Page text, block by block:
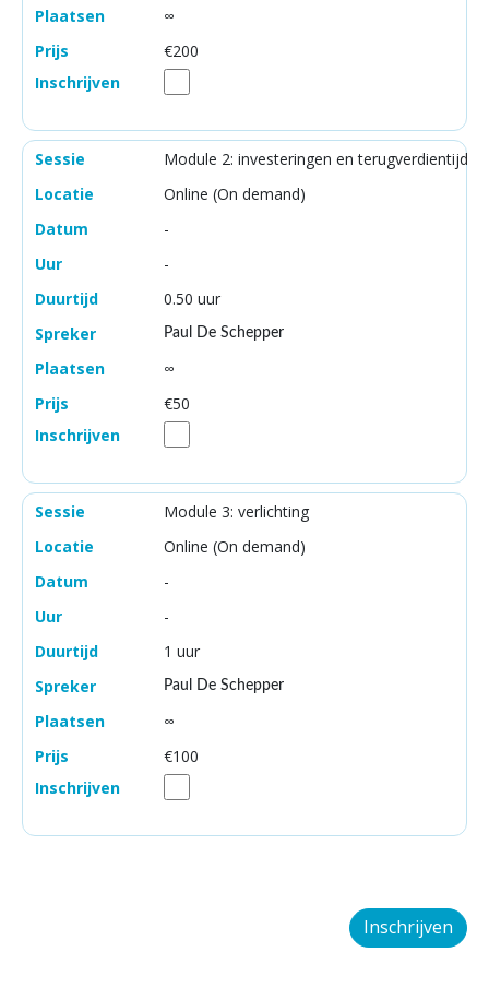
∞
€200
Module 2: investeringen en terugverdientijd
Online (On demand)
-
-
0.50 uur
Paul De Schepper
∞
€50
Module 3: verlichting
Online (On demand)
-
-
1 uur
Paul De Schepper
∞
€100
Inschrijven